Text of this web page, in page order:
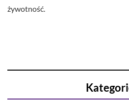
żywotność.